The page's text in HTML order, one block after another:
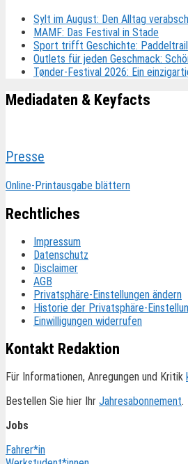
Sylt im August: Den Alltag
MAMF: Das Festival in Stade
Sport trifft Geschichte:
Outlets für jeden Geschmack:
Tønder-Festival 2026: Ein
Mediadaten & Keyfacts
Presse
Online-Printausgabe blättern
Rechtliches
Impressum
Datenschutz
Disclaimer
AGB
Privatsphäre-Einstellungen ändern
Historie der Privatsphäre-
Einwilligungen widerrufen
Kontakt Redaktion
Für Informationen, Anregungen und Kritik
Bestellen Sie hier Ihr Jahresabonnement.
Jobs
Fahrer*in